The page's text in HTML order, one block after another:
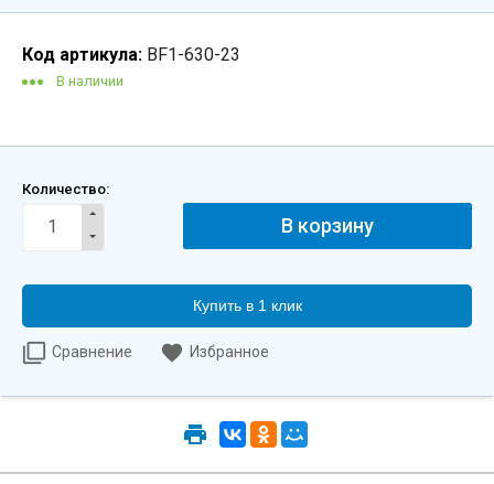
Код артикула: BF1-630-23
В наличии
Количество:
Купить в 1 клик
Сравнение Избранное